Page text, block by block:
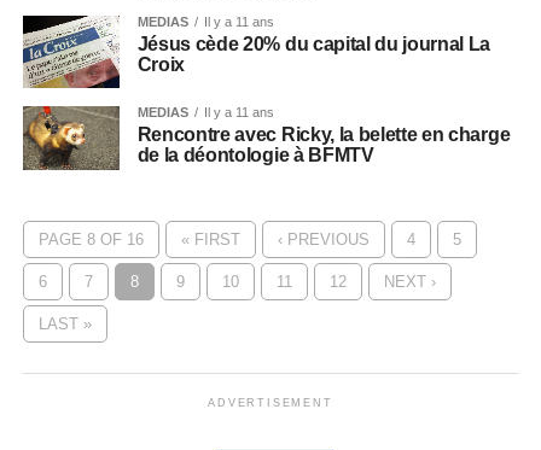
MEDIAS Il y a 11 ans
Jésus cède 20% du capital du journal La
Croix
MEDIAS Il y a 11 ans
Rencontre avec Ricky, la belette en charge
de la déontologie à BFMTV
PAGE 8 OF 16 « FIRST ‹ PREVIOUS 4 5
6 7 8 9 10 11 12 NEXT ›
LAST »
ADVERTISEMENT